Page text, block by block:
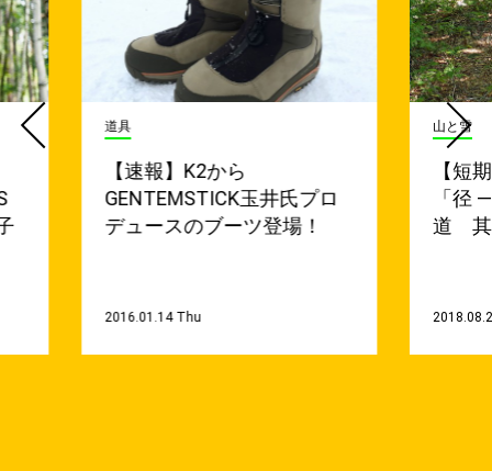
道具
【速報】K2から
GENTEMSTICK玉井氏プロ
デュースのブーツ登場！
2016.01.14 Thu
山と雪
【短
「径
道 其